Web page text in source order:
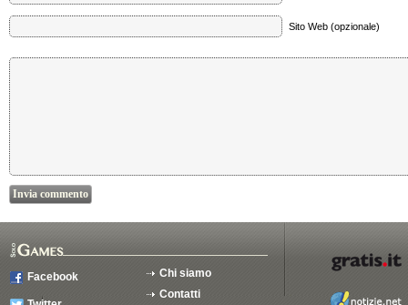
Sito Web (opzionale)
Facebook
Chi siamo
Contatti